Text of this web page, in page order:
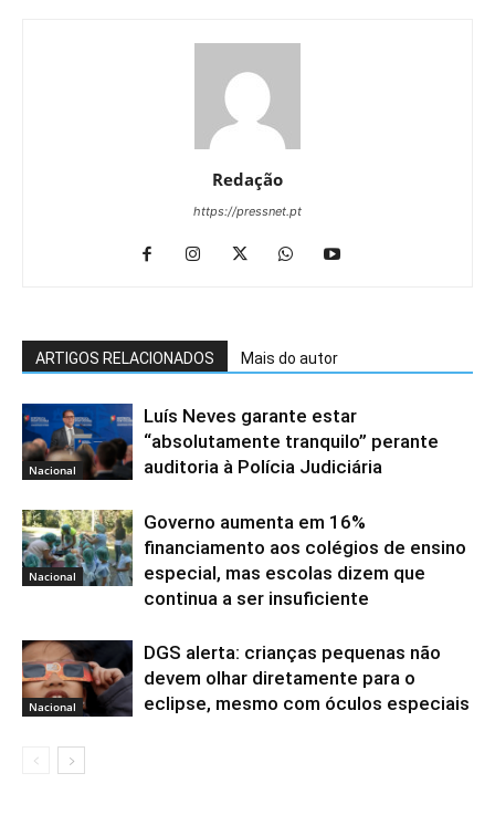
Redação
https://pressnet.pt
ARTIGOS RELACIONADOS Mais do autor
Nacional
Luís Neves garante estar
“absolutamente tranquilo” perante
auditoria à Polícia Judiciária
Nacional
Governo aumenta em 16%
financiamento aos colégios de ensino
especial, mas escolas dizem que
continua a ser insuficiente
Nacional
DGS alerta: crianças pequenas não
devem olhar diretamente para o
eclipse, mesmo com óculos especiais